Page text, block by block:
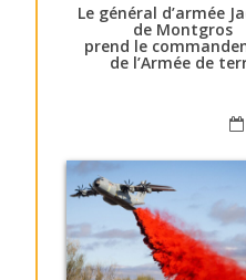
Le général d’armée
de Montgros
prend le
de l’Armée de